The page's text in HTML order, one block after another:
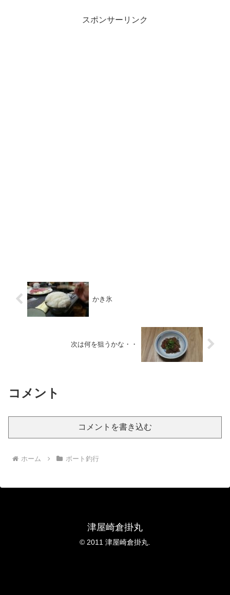
スポンサーリンク
かき氷
次は何を狙うかな・・
コメント
コメントを書き込む
ホーム ボート釣行
津屋崎倉掛丸
© 2011 津屋崎倉掛丸.